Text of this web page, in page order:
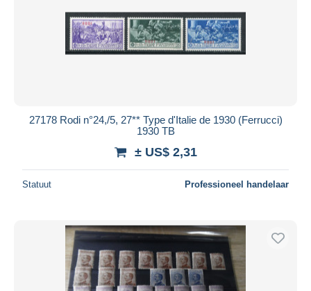
27178 Rodi n°24,/5, 27** Type d'Italie de 1930 (Ferrucci)
1930 TB
± US$ 2,31
Statuut Professioneel handelaar